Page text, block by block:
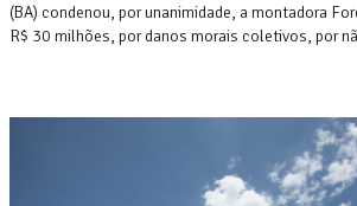
(BA) condenou, por unanimidade, a montadora
R$ 30 milhões, por danos morais coletivos, por